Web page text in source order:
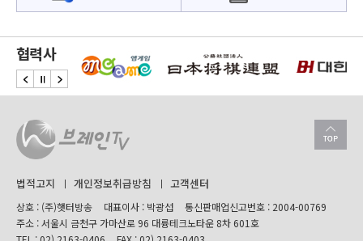
협력사
법적고지 개인정보취급방침 고객센터
상호 : (주)햇터방송 대표이사 : 박광섭
통신판매업신고번호 : 2004-00769
주소 : 서울시 금천구 가마산로 96 대륭테크노타운 8차 601호